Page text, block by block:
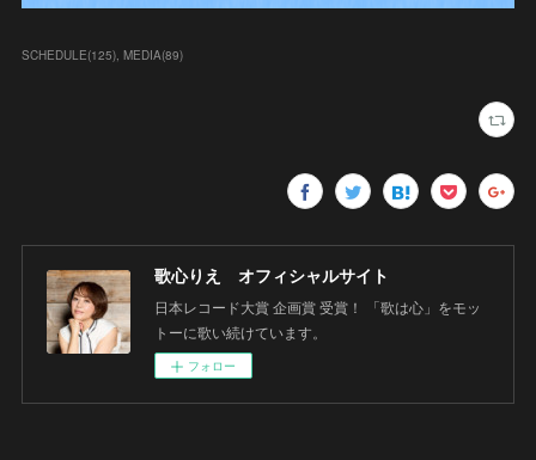
SCHEDULE(125) MEDIA(89)
歌心りえ オフィシャルサイト
日本レコード大賞 企画賞 受賞！ 「歌は心」をモッ
トーに歌い続けています。
フォロー